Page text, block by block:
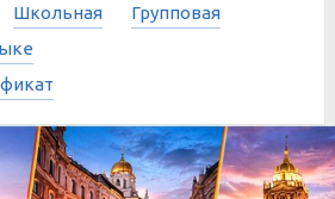
Школьная
Групповая